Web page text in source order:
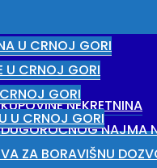
NEKRETNINA
NAJMA
ZA BORAVIŠNU
U CRNOJ GORI
U CRNOJ GORI
GORI
U CRNOJ GORI